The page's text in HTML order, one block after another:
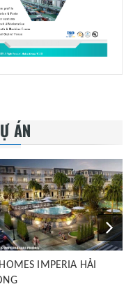
ÁN
IMPERIA HẢI